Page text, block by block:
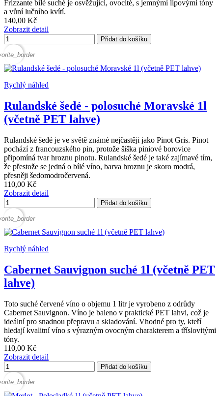
Frizzante bílé suché je osvěžující, ovocité, s jemnými lipovými tóny
a vůní lučního kvítí.
140,00 Kč
Zobrazit detail
Přidat do košíku
Rychlý náhled
Rulandské šedé - polosuché Moravské 1l
(včetně PET lahve)
Rulandské šedé je ve světě známé nejčastěji jako Pinot Gris. Pinot
pochází z francouzského pin, protože šiška piniové borovice
připomíná tvar hroznu pinotu. Rulandské šedé je také zajímavé tím,
že přestože se jedná o bílé víno, barva hroznu je skoro modrá,
přesněji šedomodročervená.
110,00 Kč
Zobrazit detail
Přidat do košíku
Rychlý náhled
Cabernet Sauvignon suché 1l (včetně PET
lahve)
Toto suché červené víno o objemu 1 litr je vyrobeno z odrůdy
Cabernet Sauvignon. Víno je baleno v praktické PET lahvi, což je
ideální pro snadnou přepravu a skladování. Vhodné pro ty, kteří
hledají kvalitní víno s výrazným ovocným charakterem a tříslovitými
tóny.
110,00 Kč
Zobrazit detail
Přidat do košíku